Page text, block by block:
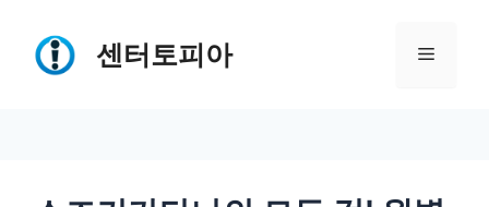
센터토피아 메